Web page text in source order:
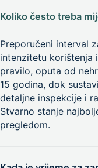
Koliko često treba
Preporučeni interval
intenzitetu korištenja
pravilo, oputa od
15 godina, dok
detaljne inspekcije i
Stvarno stanje
pregledom.